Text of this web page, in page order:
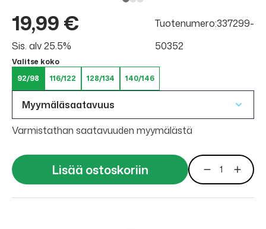
19,99 €
Sis. alv 25.5%
Tuotenumero:337299-
50352
Valitse koko
92/98
116/122 128/134 140/146
Myymäläsaatavuus
Varmistathan saatavuuden myymälästä
Lisää ostoskoriin